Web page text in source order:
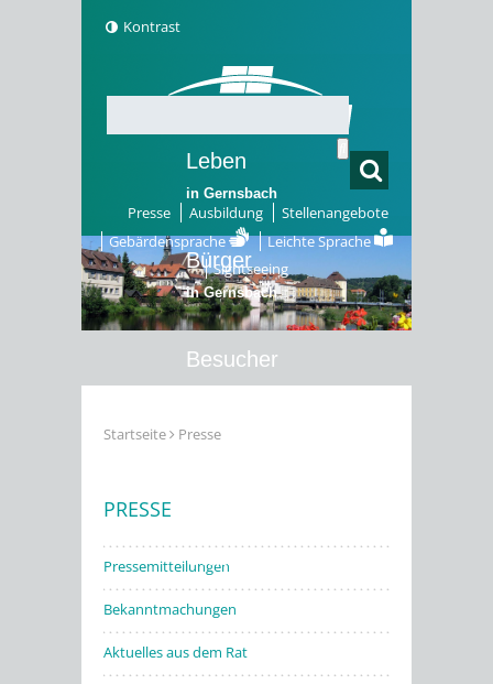
Kontrast
Presse Ausbildung
Stellenangebote
Gebärdensprache
Leichte Sprache
Sightseeing
Leben
in Gernsbach
Bürger
in Gernsbach
Besucher
Stadtwerke
Startseite Presse
PRESSE
Pressemitteilungen
Bekanntmachungen
Aktuelles aus dem Rat